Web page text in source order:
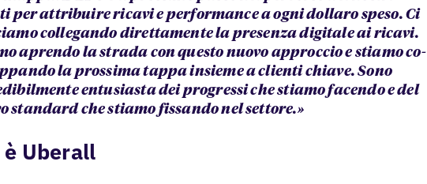
per attribuire ricavi e performance a ogni dollaro speso. Ci
collegando direttamente la presenza digitale ai ricavi.
aprendo la strada con questo nuovo approccio e stiamo co-
la prossima tappa insieme a clienti chiave. Sono
entusiasta dei progressi che stiamo facendo e del
standard che stiamo fissando nel settore.»
è Uberall